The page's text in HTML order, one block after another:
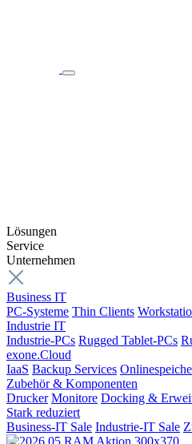
Lösungen
Service
Unternehmen
Business IT
PC-Systeme Thin Clients
Industrie IT
Industrie-PCs Rugged Tablet-PCs
exone.Cloud
IaaS Backup Services
Zubehör & Komponenten
Drucker Monitore Docking &
Stark reduziert
Business-IT Sale Industrie-IT Sale